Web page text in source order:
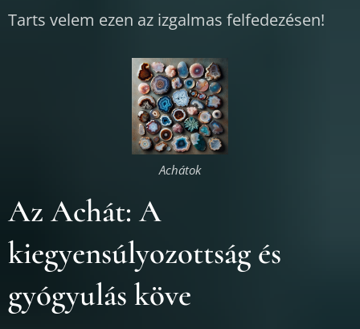
Tarts velem ezen az izgalmas felfedezésen!
Achátok
Az Achát: A
kiegyensúlyozottság és
gyógyulás köve